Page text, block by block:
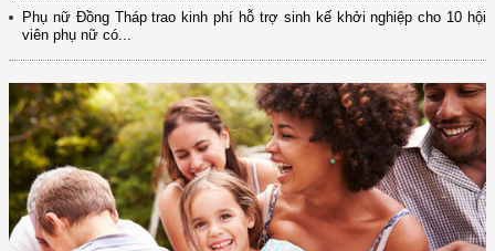
Phụ nữ Đồng Tháp trao kinh phí hỗ trợ sinh kế khởi nghiệp cho 10 hội
viên phụ nữ có...